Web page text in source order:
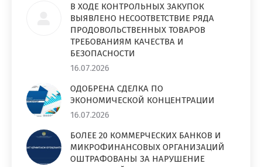
В ХОДЕ КОНТРОЛЬНЫХ ЗАКУПОК
ВЫЯВЛЕНО НЕСООТВЕТСТВИЕ РЯДА
ПРОДОВОЛЬСТВЕННЫХ ТОВАРОВ
ТРЕБОВАНИЯМ КАЧЕСТВА И
БЕЗОПАСНОСТИ
16.07.2026
ОДОБРЕНА СДЕЛКА ПО
ЭКОНОМИЧЕСКОЙ КОНЦЕНТРАЦИИ
16.07.2026
БОЛЕЕ 20 КОММЕРЧЕСКИХ БАНКОВ И
МИКРОФИНАНСОВЫХ ОРГАНИЗАЦИЙ
ОШТРАФОВАНЫ ЗА НАРУШЕНИЕ